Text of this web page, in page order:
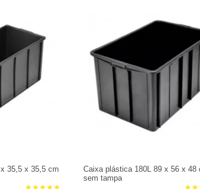
35,5 x 35,5 cm
Caixa plástica 180L 89 x 56 x 48
sem tampa